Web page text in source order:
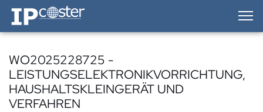
IP-Coster — Home
WO2025228725 -
LEISTUNGSELEKTRONIKVORRICHTUNG,
HAUSHALTSKLEINGERÄT UND
VERFAHREN